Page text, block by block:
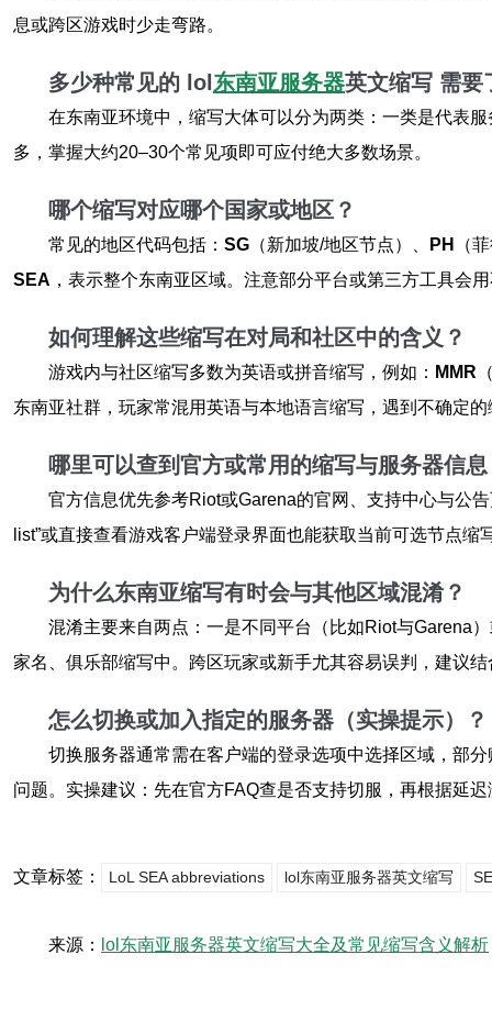
息或跨区游戏时少走弯路。
多少种常见的 lol 东南亚服务器英文缩写 需要
在东南亚环境中，缩写大体可以分为两类：一类是代表
多，掌握大约20–30个常见项即可应付绝大多数场景。
哪个缩写对应哪个国家或地区？
常见的地区代码包括： SG （新加坡/地区节点）、 PH
（
SEA ，表示整个东南亚区域。注意部分平台或第三方工具会
如何理解这些缩写在对局和社区中的含义？
游戏内与社区缩写多数为英语或拼音缩写，例如： MMR
东南亚社群，玩家常混用英语与本地语言缩写，遇到不确定
哪里可以查到官方或常用的缩写与服务器信息
官方信息优先参考Riot或Garena的官网、支持中心与公
list”或直接查看游戏客户端登录界面也能获取当前可选节点缩
为什么东南亚缩写有时会与其他区域混淆？
混淆主要来自两点：一是不同平台（比如Riot与Garena
家名、俱乐部缩写中。跨区玩家或新手尤其容易误判，建议
怎么切换或加入指定的服务器（实操提示）？
切换服务器通常需在客户端的登录选项中选择区域，部
问题。实操建议：先在官方FAQ查是否支持切服，再根据延
文章标签： LoL SEA abbreviations lol东南亚服务器英文缩写
来源： lol东南亚服务器英文缩写大全及常见缩写含义解析